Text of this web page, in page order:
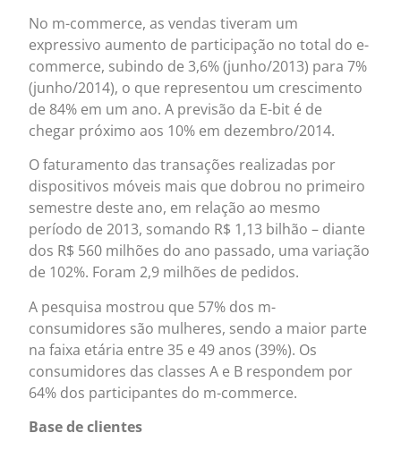
No m-commerce, as vendas tiveram um
expressivo aumento de participação no total do e-
commerce, subindo de 3,6% (junho/2013) para 7%
(junho/2014), o que representou um crescimento
de 84% em um ano. A previsão da E-bit é de
chegar próximo aos 10% em dezembro/2014.
O faturamento das transações realizadas por
dispositivos móveis mais que dobrou no primeiro
semestre deste ano, em relação ao mesmo
período de 2013, somando R$ 1,13 bilhão – diante
dos R$ 560 milhões do ano passado, uma variação
de 102%. Foram 2,9 milhões de pedidos.
A pesquisa mostrou que 57% dos m-
consumidores são mulheres, sendo a maior parte
na faixa etária entre 35 e 49 anos (39%). Os
consumidores das classes A e B respondem por
64% dos participantes do m-commerce.
Base de clientes